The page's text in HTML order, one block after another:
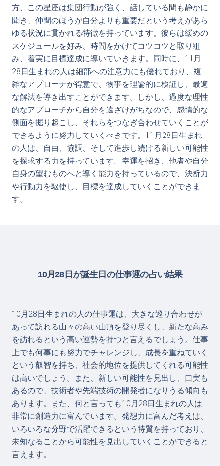
方、この星座は集団行動が強く、話している間も静かに
聞き、仲間のほうが自分よりも重要だという考えがあら
ゆる状況に貫かれる特徴を持っています。彼らは緩めの
スケジュールを好み、時間をかけてコツコツと取り組
み、着実に目標達成に導いていきます。同時に、11月
28日生まれの人は細部への注意力にも優れており、複
雑なアプローチが得意で、物事を理論的に検証し、最適
な解法を導き出すことができます。しかし、過度な理性
的なアプローチから自分を遠ざけがちなので、感情的な
側面を掘り起こし、それらをつなぎ合わせていくことが
できるように努力していくべきです。11月28日生まれ
の人は、自由、協調、そして進歩し続ける新しい可能性
を探求する力を持っています。幸運を招き、他者や自分
自身の望むものへと導く能力を持っているので、決断力
や行動力を駆使し、目標を達成していくことができま
す。
10月28日が誕生日の仕事運の占い結果
10月28日生まれの人の仕事運は、大きな巡り合わせが
あって訪れる山々の高い山頂を登り尽くし、新たな高み
を訪れるという高い運勢を持つと言えるでしょう。仕事
上でも何事にも努力でチャレンジし、成長を重ねていく
という叡智を持ち、社会的地位を提供してくれる可能性
は高いでしょう。また、新しい可能性を見出し、口実も
あるので、技術者や先端技術の開発者になりうる傾向も
あります。また、何と言っても10月28日生まれの人は
非常に創造力に富んでいます。発想力に富んだ考えは、
いろいろな分野で活躍できるという特質を持っており、
未知なることから可能性を見出していくことができると
言えます。